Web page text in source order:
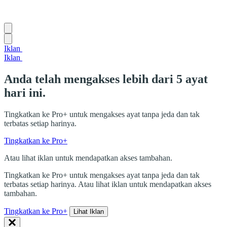
Iklan
Iklan
Anda telah mengakses lebih dari 5 ayat
hari ini.
Tingkatkan ke Pro+ untuk mengakses ayat tanpa jeda dan tak
terbatas setiap harinya.
Tingkatkan ke Pro+
Atau lihat iklan untuk mendapatkan akses tambahan.
Tingkatkan ke Pro+ untuk mengakses ayat tanpa jeda dan tak
terbatas setiap harinya. Atau lihat iklan untuk mendapatkan akses
tambahan.
Tingkatkan ke Pro+ Lihat Iklan